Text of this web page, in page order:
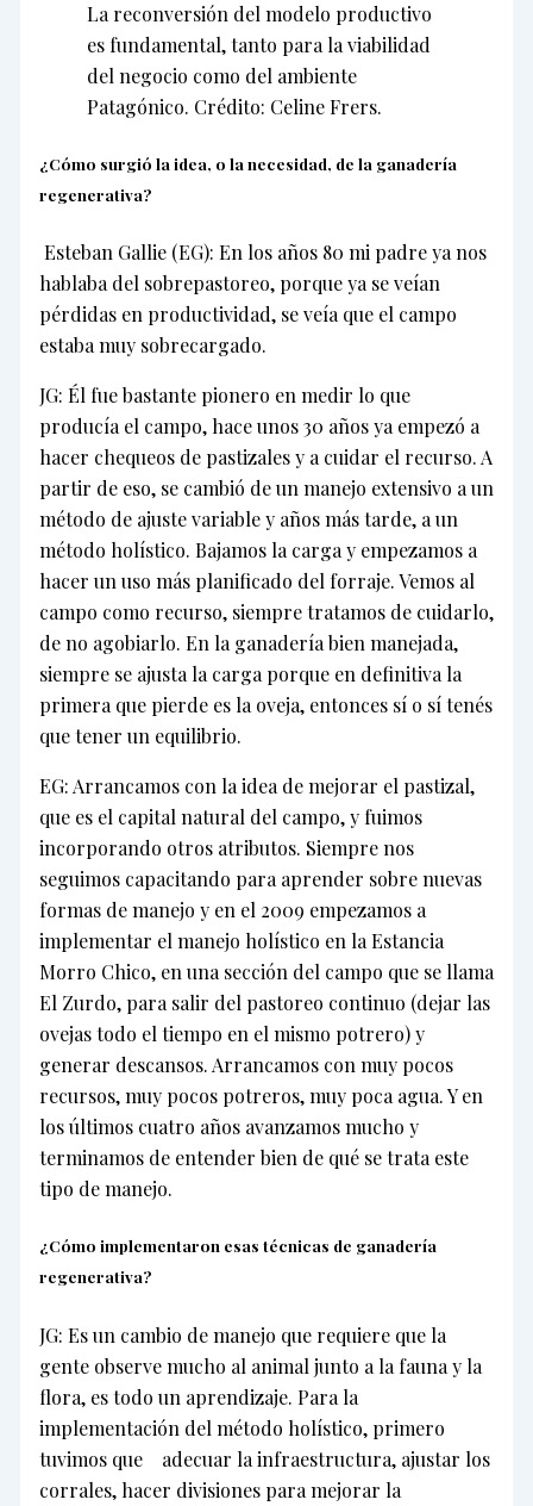
La reconversión del modelo productivo
es fundamental, tanto para la viabilidad
del negocio como del ambiente
Patagónico. Crédito: Celine Frers.
¿Cómo surgió la idea, o la necesidad, de la ganadería
regenerativa?
Esteban Gallie (EG): En los años 80 mi padre ya nos
hablaba del sobrepastoreo, porque ya se veían
pérdidas en productividad, se veía que el campo
estaba muy sobrecargado.
JG: Él fue bastante pionero en medir lo que
producía el campo, hace unos 30 años ya empezó a
hacer chequeos de pastizales y a cuidar el recurso. A
partir de eso, se cambió de un manejo extensivo a un
método de ajuste variable y años más tarde, a un
método holístico. Bajamos la carga y empezamos a
hacer un uso más planificado del forraje. Vemos al
campo como recurso, siempre tratamos de cuidarlo,
de no agobiarlo. En la ganadería bien manejada,
siempre se ajusta la carga porque en definitiva la
primera que pierde es la oveja, entonces sí o sí tenés
que tener un equilibrio.
EG: Arrancamos con la idea de mejorar el pastizal,
que es el capital natural del campo, y fuimos
incorporando otros atributos. Siempre nos
seguimos capacitando para aprender sobre nuevas
formas de manejo y en el 2009 empezamos a
implementar el manejo holístico en la Estancia
Morro Chico, en una sección del campo que se llama
El Zurdo, para salir del pastoreo continuo (dejar las
ovejas todo el tiempo en el mismo potrero) y
generar descansos. Arrancamos con muy pocos
recursos, muy pocos potreros, muy poca agua. Y en
los últimos cuatro años avanzamos mucho y
terminamos de entender bien de qué se trata este
tipo de manejo.
¿Cómo implementaron esas técnicas de ganadería
regenerativa?
JG: Es un cambio de manejo que requiere que la
gente observe mucho al animal junto a la fauna y la
flora, es todo un aprendizaje. Para la
implementación del método holístico, primero
tuvimos que adecuar la infraestructura, ajustar los
corrales, hacer divisiones para mejorar la